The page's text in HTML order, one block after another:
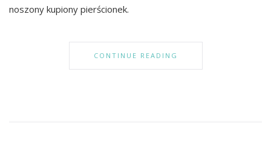
noszony kupiony pierścionek.
CONTINUE READING